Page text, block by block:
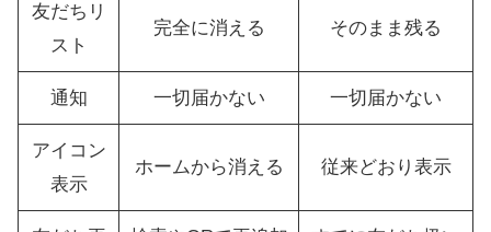
友だちリ
スト
完全に消える そのまま残る
通知 一切届かない 一切届かない
アイコン
表示
ホームから消える 従来どおり表示